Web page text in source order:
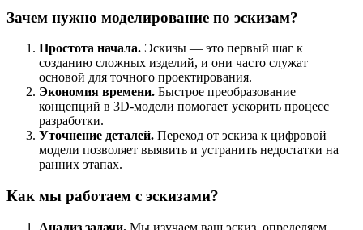
Зачем нужно моделирование по эскизам?
Простота начала. Эскизы — это первый шаг к
созданию сложных изделий, и они часто служат
основой для точного проектирования.
Экономия времени. Быстрое преобразование
концепций в 3D-модели помогает ускорить процесс
разработки.
Уточнение деталей. Переход от эскиза к цифровой
модели позволяет выявить и устранить недостатки на
ранних этапах.
Как мы работаем с эскизами?
Анализ задачи. Мы изучаем ваш эскиз, определяем